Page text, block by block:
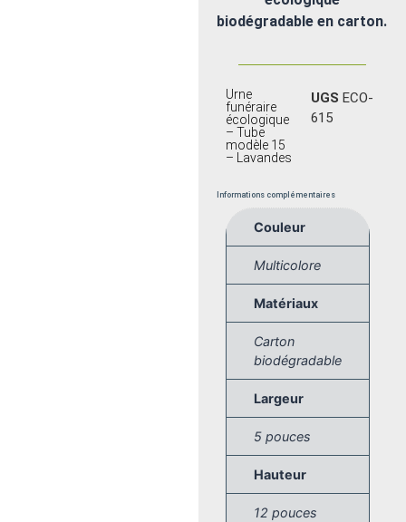
biodégradable en carton.
Urne
funéraire
écologique
– Tube
modèle 15
– Lavandes
UGSECO-
615
Informations complémentaires
Couleur
Multicolore
Matériaux
Carton
biodégradable
Largeur
5 pouces
Hauteur
12 pouces